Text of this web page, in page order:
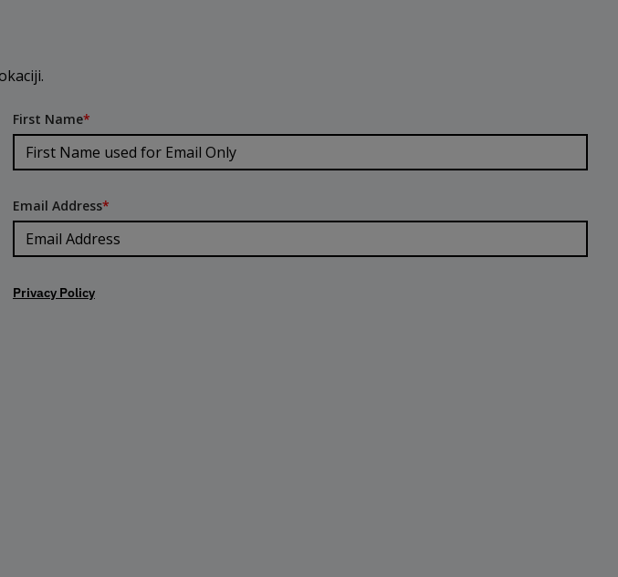
First Name*
Email Address*
Privacy Policy